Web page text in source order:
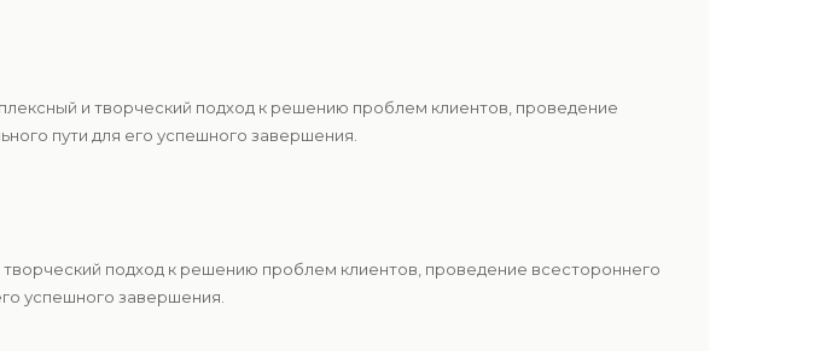
и творческий подход к решению проблем клиентов, проведение
пути для его успешного завершения.
подход к решению проблем клиентов, проведение всестороннего
успешного завершения.